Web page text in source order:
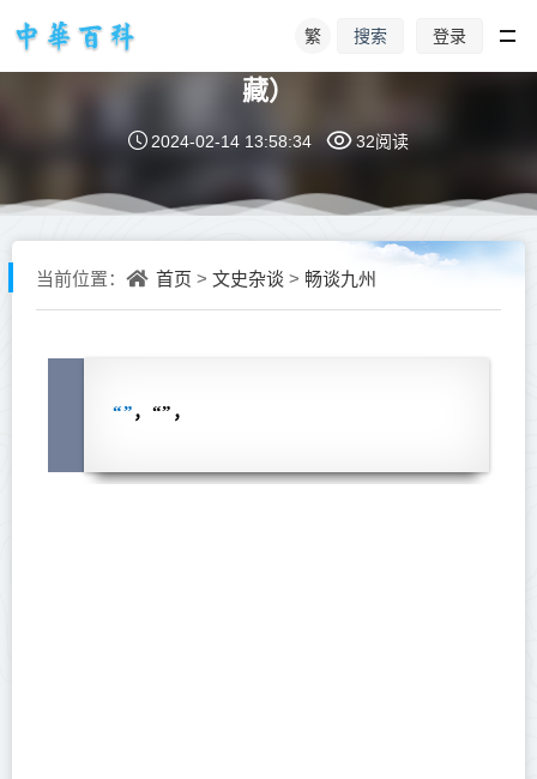
繁 搜索 登录
老子——《道德经》全文阅读（建议收
藏）
2024-02-14 13:58:34 32阅读
当前位置： 首页 > 文史杂谈 > 畅谈九州
“”，“”，